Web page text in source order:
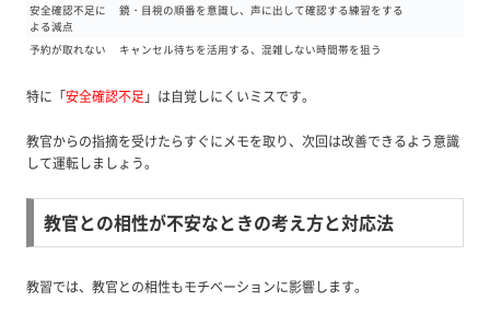
安全確認不足に
よる減点
鏡・目視の順番を意識し、声に出して確認する練習をする
予約が取れない キャンセル待ちを活用する、混雑しない時間帯を狙う
特に「安全確認不足 」は自覚しにくいミスです。
教官からの指摘を受けたらすぐにメモを取り、次回は改善できるよう意識
して運転しましょう。
教官との相性が不安なときの考え方と対応法
教習では、教官との相性もモチベーションに影響します。